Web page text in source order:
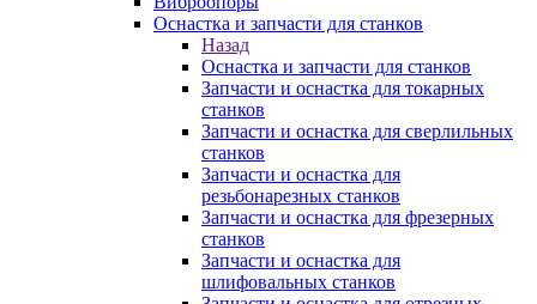
Оснастка и запчасти для станков
Назад
Оснастка и запчасти для станков
Запчасти и оснастка для токарных
станков
Запчасти и оснастка для сверлильных
станков
Запчасти и оснастка для
резьбонарезных станков
Запчасти и оснастка для фрезерных
станков
Запчасти и оснастка для
шлифовальных станков